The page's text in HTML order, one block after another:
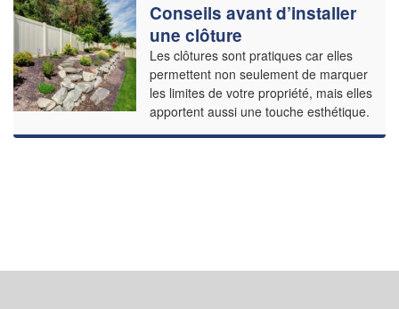
Conseils avant d’installer
une clôture
Les clôtures sont pratiques car elles
permettent non seulement de marquer
les limites de votre propriété, mais elles
apportent aussi une touche esthétique.